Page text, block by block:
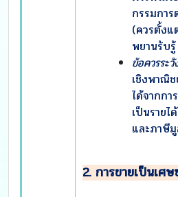
กรรมกา
(ควรตั้ง
พยานรับรู้
ข้อควรระวั
เชิงพาณิ
ได้จากก
เป็นรายไ
และภาษี
2. การขายเป็นเศ